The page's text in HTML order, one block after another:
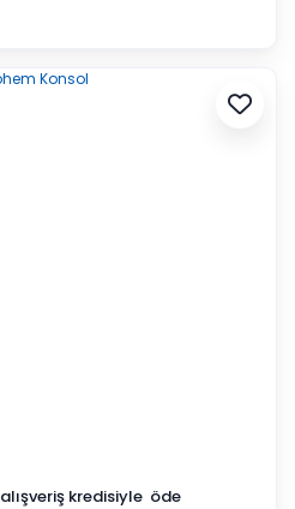
alışveriş kredisiyle öde